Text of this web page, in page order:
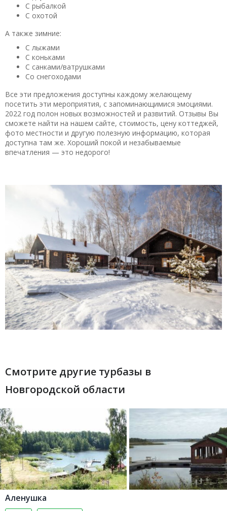
С рыбалкой
С охотой
А также зимние:
С лыжами
С коньками
С санками/ватрушками
Со снегоходами
Все эти предложения доступны каждому желающему
посетить эти мероприятия, с запоминающимися эмоциями.
2022 год полон новых возможностей и развитий. Отзывы Вы
сможете найти на нашем сайте, стоимость, цену коттеджей,
фото местности и другую полезную информацию, которая
доступна там же. Хороший покой и незабываемые
впечатления — это недорого!
Смотрите другие турбазы в
Новгородской области
Аленушка